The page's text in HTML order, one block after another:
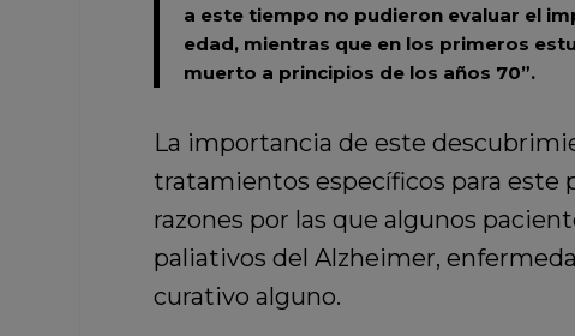
a este tiempo no pudieron evaluar el
edad, mientras que en los primeros
muerto a principios de los años 70”.
La importancia de este
tratamientos específicos para este
razones por las que algunos
paliativos del Alzheimer,
curativo alguno.